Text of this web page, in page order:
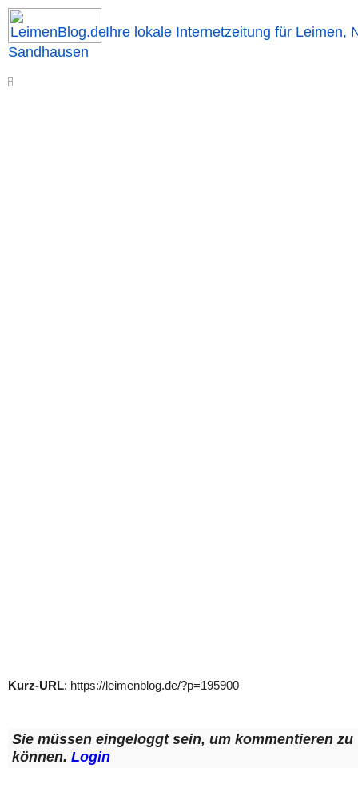
Ihre lokale Internetzeitung für Leimen,
Sandhausen
Kurz-URL: https://leimenblog.de/?p=195900
Sie müssen eingeloggt sein, um kommentieren zu
können. Login